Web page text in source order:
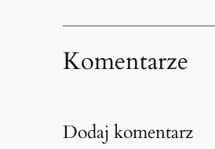
Komentarze
Dodaj komentarz